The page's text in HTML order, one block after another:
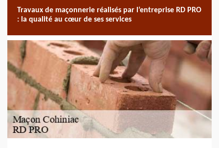
Travaux de maçonnerie réalisés par l’entreprise RD PRO
: la qualité au cœur de ses services